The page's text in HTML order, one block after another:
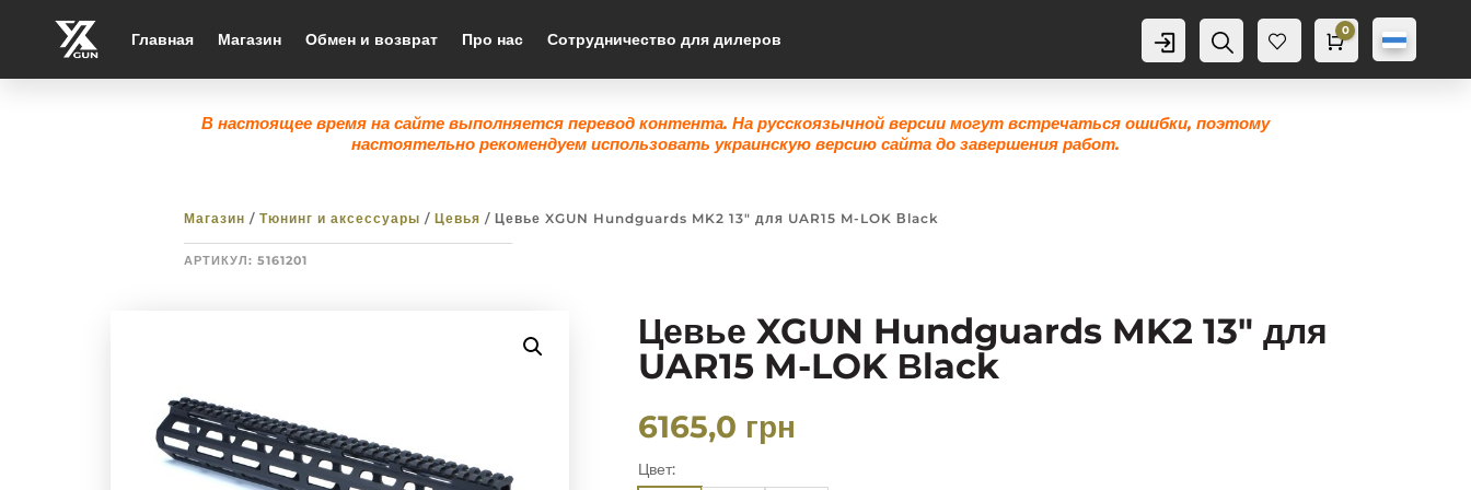
Главная Магазин Обмен и возврат Про нас Сотрудничество для дилеров Аккаунт
Поиск
Же
0
Корзина
0
0,0грн
В настоящее время на сайте выполняется перевод контента. На русскоязычной версии могут встречаться ошибки, поэтому
настоятельно рекомендуем использовать украинскую версию сайта до завершения работ.
Магазин / Тюнинг и аксессуары / Цевья / Цевье XGUN Hundguards MK2 13″ для UAR15 M-LOK Вlack
АРТИКУЛ: 5161201
Цевье XGUN Hundguards MK2 13″ для
UAR15 M-LOK Вlack
6165,0 грн
Цвет: